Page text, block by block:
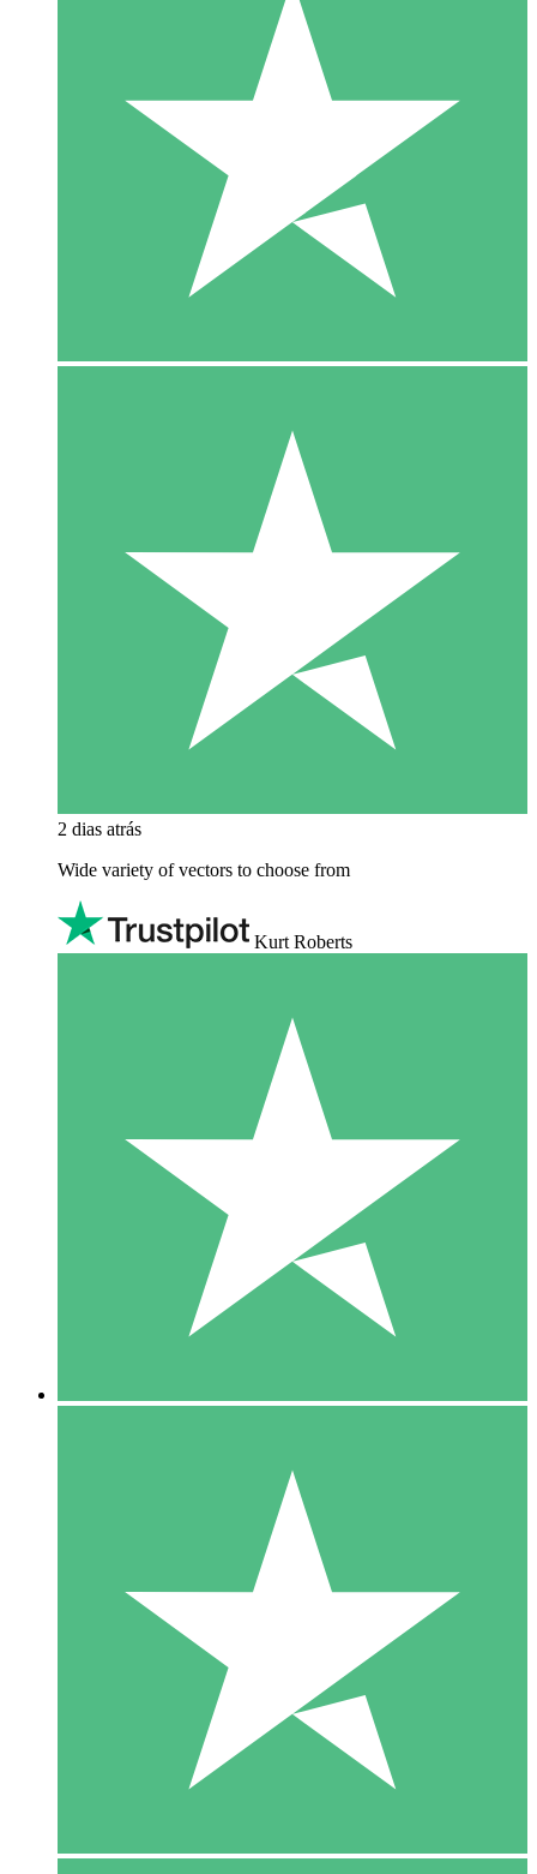
2 dias atrás
Wide variety of vectors to choose from
Kurt Roberts